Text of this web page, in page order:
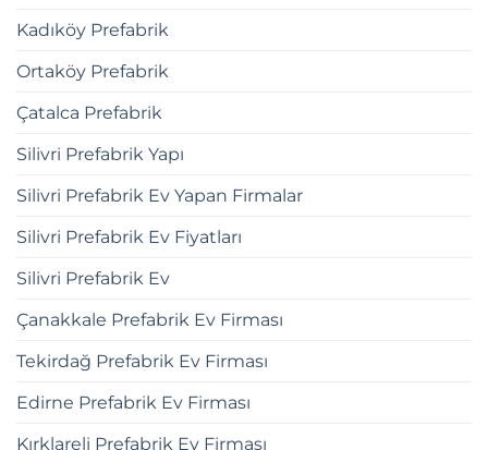
Kadıköy Prefabrik
Ortaköy Prefabrik
Çatalca Prefabrik
Silivri Prefabrik Yapı
Silivri Prefabrik Ev Yapan Firmalar
Silivri Prefabrik Ev Fiyatları
Silivri Prefabrik Ev
Çanakkale Prefabrik Ev Firması
Tekirdağ Prefabrik Ev Firması
Edirne Prefabrik Ev Firması
Kırklareli Prefabrik Ev Firması